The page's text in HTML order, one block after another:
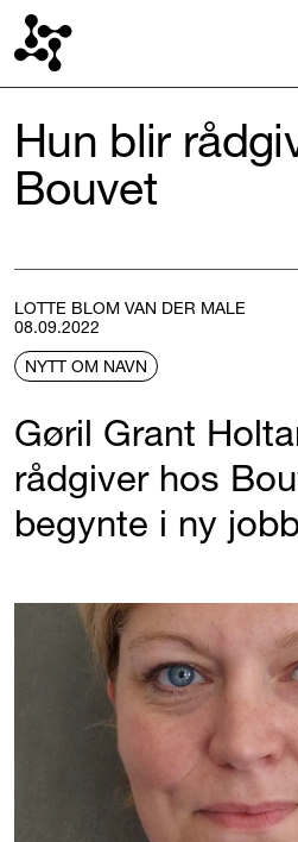
Hun blir
Bouvet
LOTTE BLOM VAN DER MALE
08.09.2022
NYTT OM NAVN
Gøril Grant
rådgiver hos
begynte i ny